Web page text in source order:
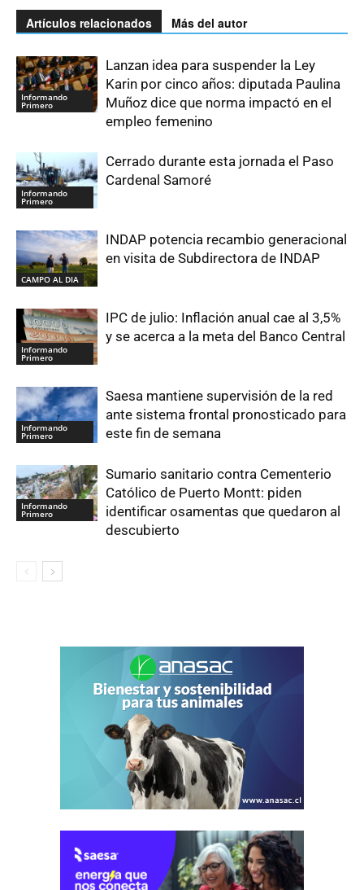
Artículos relacionados Más del autor
Informando
Primero
Lanzan idea para suspender la Ley
Karin por cinco años: diputada Paulina
Muñoz dice que norma impactó en el
empleo femenino
Informando
Primero
Cerrado durante esta jornada el Paso
Cardenal Samoré
CAMPO AL DIA
INDAP potencia recambio generacional
en visita de Subdirectora de INDAP
Informando
Primero
IPC de julio: Inflación anual cae al 3,5%
y se acerca a la meta del Banco Central
Informando
Primero
Saesa mantiene supervisión de la red
ante sistema frontal pronosticado para
este fin de semana
Informando
Primero
Sumario sanitario contra Cementerio
Católico de Puerto Montt: piden
identificar osamentas que quedaron al
descubierto